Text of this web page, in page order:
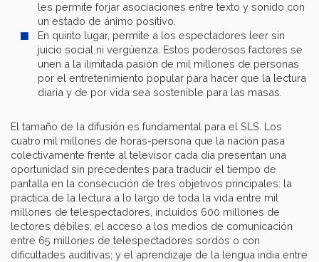
les permite forjar asociaciones entre texto y sonido con
un estado de ánimo positivo.
En quinto lugar, permite a los espectadores leer sin
juicio social ni vergüenza. Estos poderosos factores se
unen a la ilimitada pasión de mil millones de personas
por el entretenimiento popular para hacer que la lectura
diaria y de por vida sea sostenible para las masas.
El tamaño de la difusión es fundamental para el SLS. Los
cuatro mil millones de horas-persona que la nación pasa
colectivamente frente al televisor cada día presentan una
oportunidad sin precedentes para traducir el tiempo de
pantalla en la consecución de tres objetivos principales: la
práctica de la lectura a lo largo de toda la vida entre mil
millones de telespectadores, incluidos 600 millones de
lectores débiles; el acceso a los medios de comunicación
entre 65 millones de telespectadores sordos o con
dificultades auditivas; y el aprendizaje de la lengua india entre